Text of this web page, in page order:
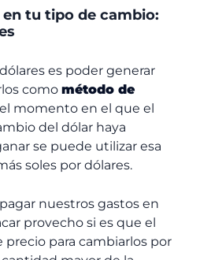
tu tipo de cambio:
es poder generar
como método de
el momento en el que el
del dólar haya
se puede utilizar esa
soles por dólares.
nuestros gastos en
provecho si es que el
precio para cambiarlos por